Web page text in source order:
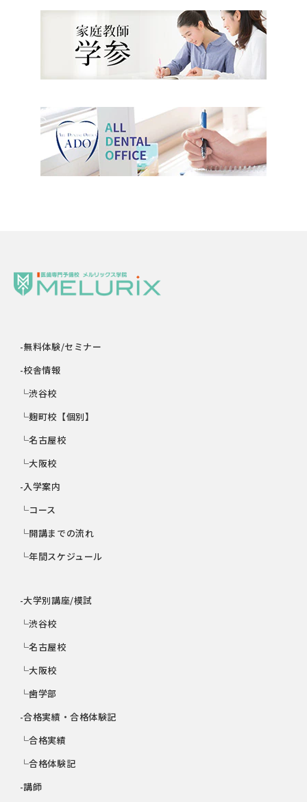
-無料体験/セミナー
-校舎情報
└渋谷校
└麹町校【個別】
└名古屋校
└大阪校
-入学案内
└コース
└開講までの流れ
└年間スケジュール
-大学別講座/模試
└渋谷校
└名古屋校
└大阪校
└歯学部
-合格実績・合格体験記
└合格実績
└合格体験記
-講師